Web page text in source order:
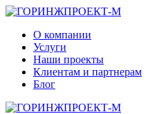
О компании
Услуги
Наши проекты
Клиентам и партнерам
Блог